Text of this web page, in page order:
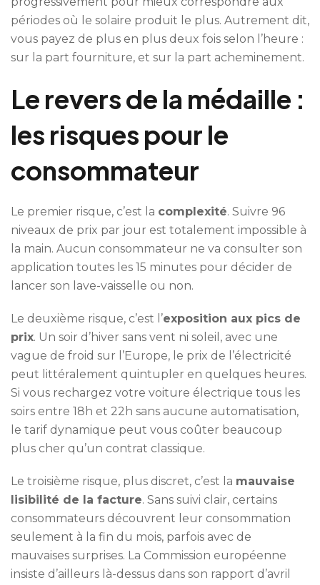
périodes où le solaire produit le plus. Autrement dit,
vous payez de plus en plus deux fois selon l’heure :
sur la part fourniture, et sur la part acheminement.
Le revers de la médaille :
les risques pour le
consommateur
Le premier risque, c’est la complexité. Suivre 96
niveaux de prix par jour est totalement impossible à
la main. Aucun consommateur ne va consulter son
application toutes les 15 minutes pour décider de
lancer son lave-vaisselle ou non.
Le deuxième risque, c’est l’exposition aux pics de
prix. Un soir d’hiver sans vent ni soleil, avec une
vague de froid sur l’Europe, le prix de l’électricité
peut littéralement quintupler en quelques heures.
Si vous rechargez votre voiture électrique tous les
soirs entre 18h et 22h sans aucune automatisation,
le tarif dynamique peut vous coûter beaucoup
plus cher qu’un contrat classique.
Le troisième risque, plus discret, c’est la mauvaise
lisibilité de la facture. Sans suivi clair, certains
consommateurs découvrent leur consommation
seulement à la fin du mois, parfois avec de
mauvaises surprises. La Commission européenne
insiste d’ailleurs là-dessus dans son rapport d’avril